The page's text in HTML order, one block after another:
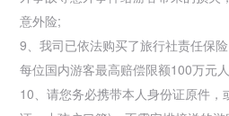
意外险;
9、我司已依法购买了旅行社责任保
每位国内游客最高赔偿限额100万元人
10、请您务必携带本人身份证原件